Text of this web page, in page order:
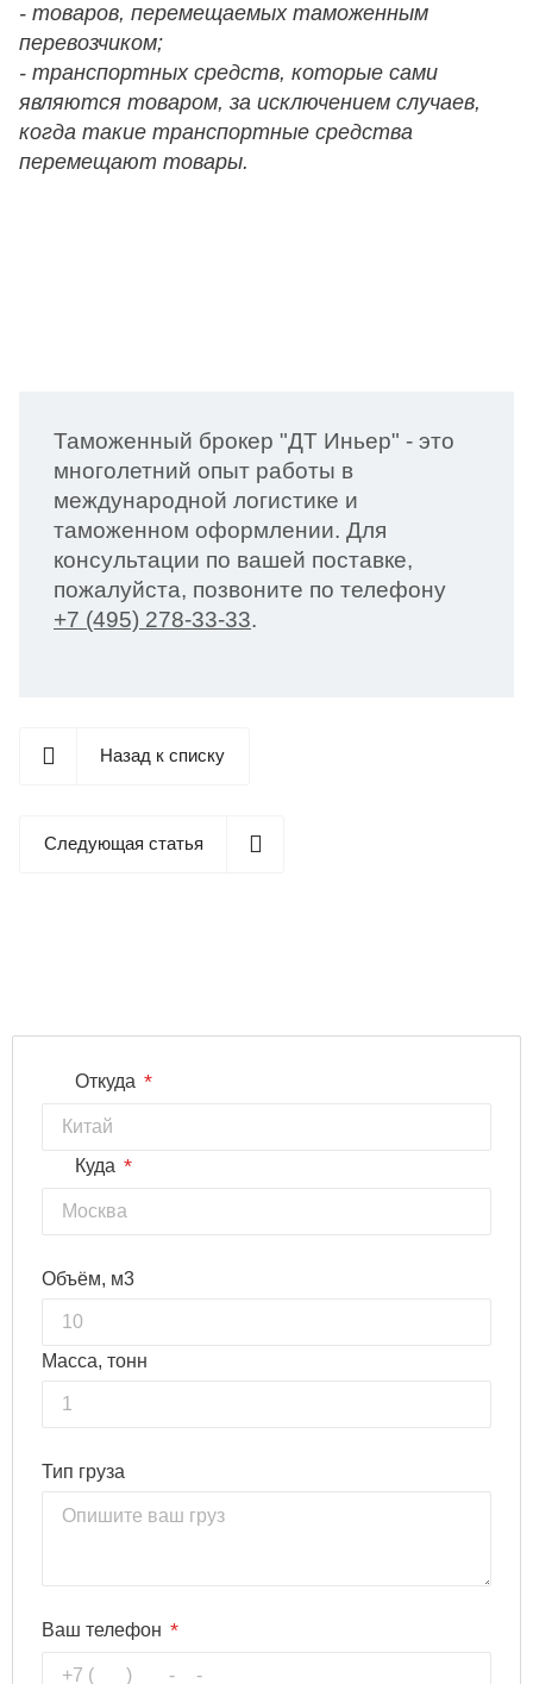
- товаров, перемещаемых таможенным
перевозчиком;
- транспортных средств, которые сами
являются товаром, за исключением случаев,
когда такие транспортные средства
перемещают товары.
Таможенный брокер "ДТ Иньер" - это
многолетний опыт работы в
международной логистике и
таможенном оформлении. Для
консультации по вашей поставке,
пожалуйста, позвоните по телефону
+7 (495) 278-33-33.
Назад к списку
Следующая статья
Откуда *
Куда *
Объём, м3
Масса, тонн
Тип груза
Ваш телефон *